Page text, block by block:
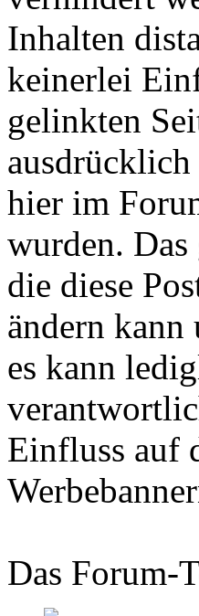
Inhalten
keinerlei
gelinkten
hier im
wurden.
die diese
ändern
es kann
Einfluss auf
Das Forum-